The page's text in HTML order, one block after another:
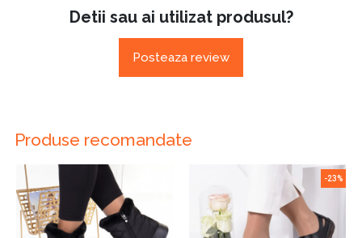
Detii sau ai utilizat produsul?
Posteaza review
Produse recomandate
-23%